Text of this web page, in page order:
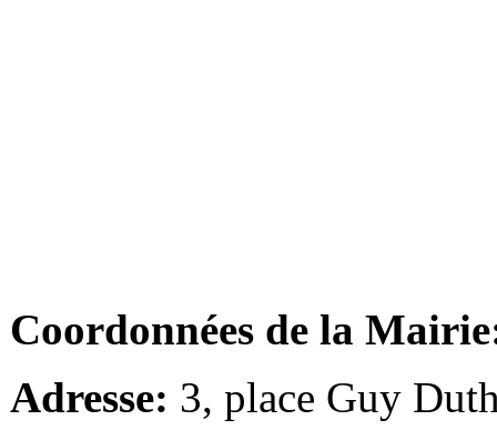
Coordonnées de la
Adresse: 3, place Guy